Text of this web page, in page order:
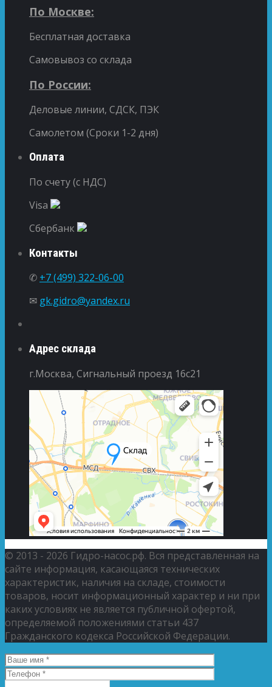
По Москве:
Бесплатная доставка
Самовывоз со склада
По России:
Деловые линии, СДСК, ПЭК
Самолетом (Сроки 1-2 дня)
Оплата
По счету (с НДС)
Visa
Сбербанк
Контакты
✆ +7 (499) 322-06-00
✉ gk.gidro@yandex.ru
Адрес склада
г.Москва, Сигнальный проезд 16с21
© 2013 - 2026 Гидро-насос.рф. Вся представленная на
сайте информация, касающаяся технических
характеристик, наличия на складе, стоимости
товаров, носит информационный характер и ни при
каких условиях не является публичной офертой,
определяемой положениями статьи 437
Гражданского кодекса Российской Федерации.